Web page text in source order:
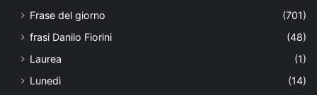
Frase del giorno
(701)
frasi Danilo Fiorini
(48)
Laurea
(1)
Lunedì
(14)